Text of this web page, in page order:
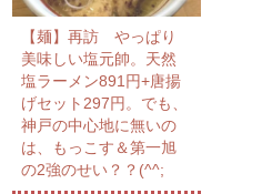
【麺】再訪 やっぱり
美味しい塩元帥。天然
塩ラーメン891円+唐揚
げセット297円。でも、
神戸の中心地に無いの
は、もっこす＆第一旭
の2強のせい？？(^^;